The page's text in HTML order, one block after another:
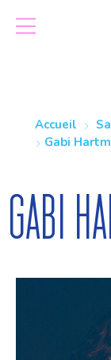
Accueil
Gabi
Gabi